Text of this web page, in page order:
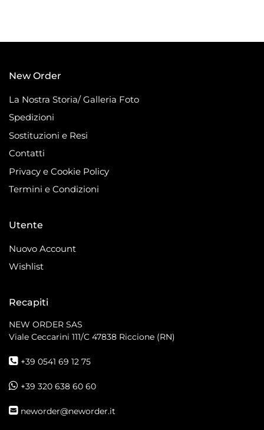
New Order
La Nostra Storia/ Galleria Foto
Spedizioni
Sostituzioni e Resi
Contatti
Privacy e Cookie Policy
Termini e Condizioni
Utente
Nuovo Account
Wishlist
Recapiti
NEW ORDER SAS
Viale Ceccarini 111/C 47838 Riccione (RN)
+39 0541 69 12 75
+39 320 638 60 60
neworder@neworder.it